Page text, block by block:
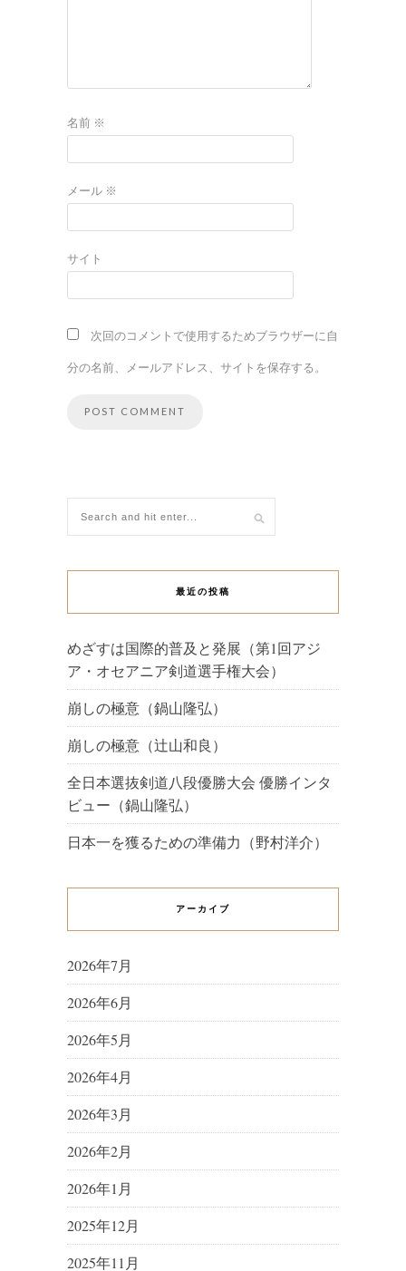
名前 ※
メール ※
サイト
次回のコメントで使用するためブラウザーに自
分の名前、メールアドレス、サイトを保存する。
最近の投稿
めざすは国際的普及と発展（第1回アジ
ア・オセアニア剣道選手権大会）
崩しの極意（鍋山隆弘）
崩しの極意（辻山和良）
全日本選抜剣道八段優勝大会 優勝インタ
ビュー（鍋山隆弘）
日本一を獲るための準備力（野村洋介）
アーカイブ
2026年7月
2026年6月
2026年5月
2026年4月
2026年3月
2026年2月
2026年1月
2025年12月
2025年11月